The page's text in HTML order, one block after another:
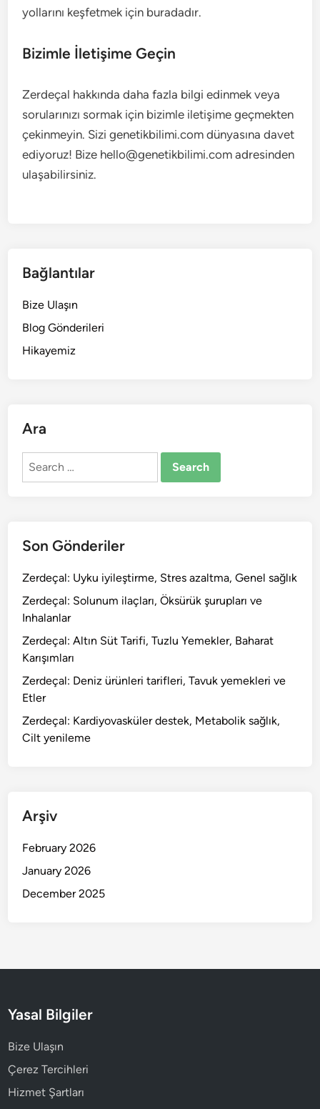
yollarını keşfetmek için buradadır.
Bizimle İletişime Geçin
Zerdeçal hakkında daha fazla bilgi edinmek veya
sorularınızı sormak için bizimle iletişime geçmekten
çekinmeyin. Sizi genetikbilimi.com dünyasına davet
ediyoruz! Bize hello@genetikbilimi.com adresinden
ulaşabilirsiniz.
Bağlantılar
Bize Ulaşın
Blog Gönderileri
Hikayemiz
Ara
Search
Son Gönderiler
Zerdeçal: Uyku iyileştirme, Stres azaltma, Genel sağlık
Zerdeçal: Solunum ilaçları, Öksürük şurupları ve
Inhalanlar
Zerdeçal: Altın Süt Tarifi, Tuzlu Yemekler, Baharat
Karışımları
Zerdeçal: Deniz ürünleri tarifleri, Tavuk yemekleri ve
Etler
Zerdeçal: Kardiyovasküler destek, Metabolik sağlık,
Cilt yenileme
Arşiv
February 2026
January 2026
December 2025
Yasal Bilgiler
Bize Ulaşın
Çerez Tercihleri
Hizmet Şartları